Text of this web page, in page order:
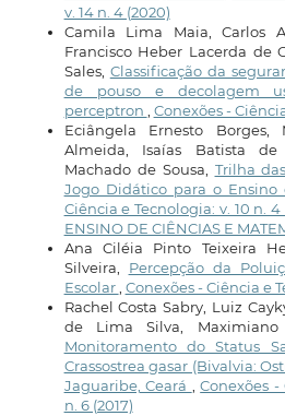
v. 14 n. 4 (2020)
Camila Lima Maia, Carlos
Francisco Heber Lacerda de
Sales, Classificação da
de pouso e decolagem
perceptron , Conexões -
Eciângela Ernesto Borges,
Almeida, Isaías Batista
Machado de Sousa, Trilha
Jogo Didático para o
Ciência e Tecnologia: v. 10 n. 4
ENSINO DE CIÊNCIAS E
Ana Ciléia Pinto Teixeira
Silveira, Percepção da
Escolar, Conexões - Ciência e
Rachel Costa Sabry, Luiz
de Lima Silva,
Monitoramento do Status
Crassostrea gasar (Bivalvia:
Jaguaribe, Ceará ,Conexões -
n. 6 (2017)